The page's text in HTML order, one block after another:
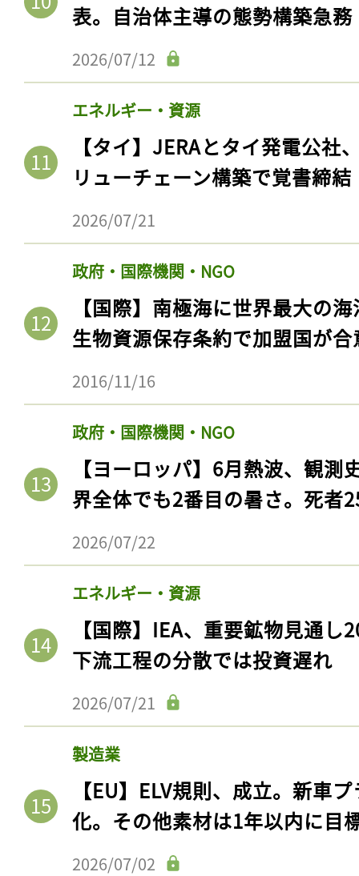
表。自治体主導の態勢構築急務
2026/07/12
エネルギー・資源
【タイ】JERAとタイ発電公社
リューチェーン構築で覚書締結
2026/07/21
政府・国際機関・NGO
【国際】南極海に世界最大の
生物資源保存条約で加盟国が合
2016/11/16
政府・国際機関・NGO
【ヨーロッパ】6月熱波、観
界全体でも2番目の暑さ。死者
2026/07/22
エネルギー・資源
【国際】IEA、重要鉱物見通
下流工程の分散では投資遅れ
2026/07/21
製造業
【EU】ELV規則、成立。新車
化。その他素材は1年以内に目
2026/07/02
会員登録